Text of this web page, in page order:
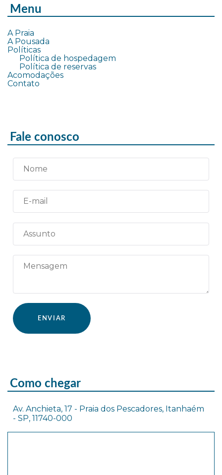
Menu
A Praia
A Pousada
Políticas
Política de hospedagem
Política de reservas
Acomodações
Contato
Fale conosco
Como chegar
Av. Anchieta, 17 - Praia dos Pescadores, Itanhaém
- SP, 11740-000